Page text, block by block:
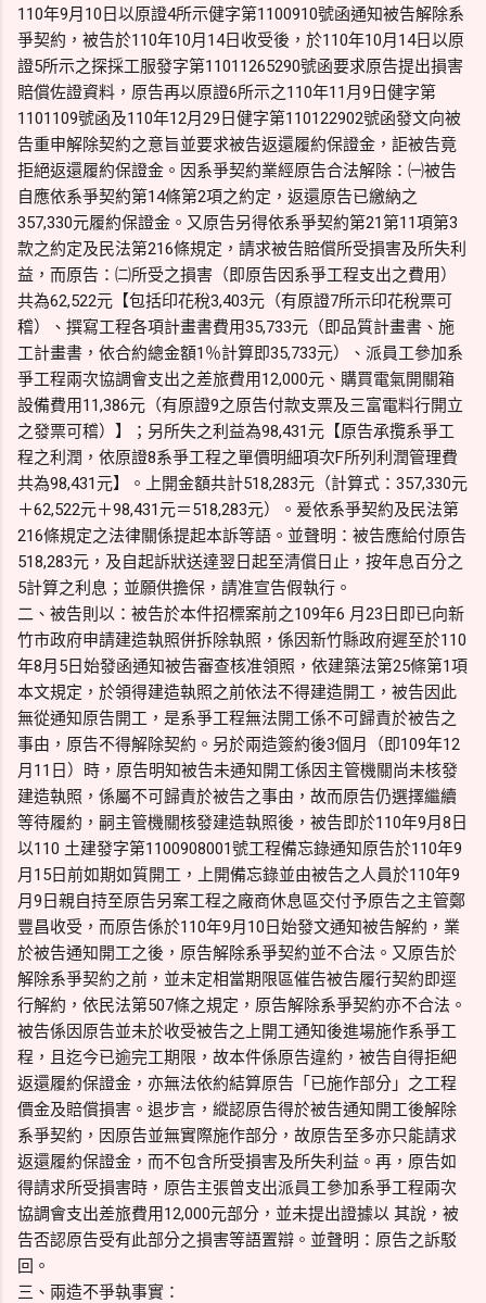
110年9月10日以原證4所示健字第1100910號函通知被告解除系
爭契約，被告於110年10月14日收受後，於110年10月14日以原
證5所示之探採工服發字第11011265290號函要求原告提出損害
賠償佐證資料，原告再以原證6所示之110年11月9日健字第
1101109號函及110年12月29日健字第110122902號函發文向被
告重申解除契約之意旨並要求被告返還履約保證金，詎被告竟
拒絕返還履約保證金。因系爭契約業經原告合法解除：㈠被告
自應依系爭契約第14條第2項之約定，返還原告已繳納之
357,330元履約保證金。又原告另得依系爭契約第21第11項第3
款之約定及民法第216條規定，請求被告賠償所受損害及所失利
益，而原告：㈡所受之損害（即原告因系爭工程支出之費用）
共為62,522元【包括印花稅3,403元（有原證7所示印花稅票可
稽）、撰寫工程各項計畫書費用35,733元（即品質計畫書、施
工計畫書，依合約總金額1％計算即35,733元）、派員工參加系
爭工程兩次協調會支出之差旅費用12,000元、購買電氣開關箱
設備費用11,386元（有原證9之原告付款支票及三富電料行開立
之發票可稽）】；另所失之利益為98,431元【原告承攬系爭工
程之利潤，依原證8系爭工程之單價明細項次F所列利潤管理費
共為98,431元】。上開金額共計518,283元（計算式：357,330元
＋62,522元＋98,431元＝518,283元）。爰依系爭契約及民法第
216條規定之法律關係提起本訴等語。並聲明：被告應給付原告
518,283元，及自起訴狀送達翌日起至清償日止，按年息百分之
5計算之利息；並願供擔保，請准宣告假執行。
二、被告則以：被告於本件招標案前之109年6 月23日即已向新
竹市政府申請建造執照併拆除執照，係因新竹縣政府遲至於110
年8月5日始發函通知被告審查核准領照，依建築法第25條第1項
本文規定，於領得建造執照之前依法不得建造開工，被告因此
無從通知原告開工，是系爭工程無法開工係不可歸責於被告之
事由，原告不得解除契約。另於兩造簽約後3個月（即109年12
月11日）時，原告明知被告未通知開工係因主管機關尚未核發
建造執照，係屬不可歸責於被告之事由，故而原告仍選擇繼續
等待履約，嗣主管機關核發建造執照後，被告即於110年9月8日
以110 土建發字第1100908001號工程備忘錄通知原告於110年9
月15日前如期如質開工，上開備忘錄並由被告之人員於110年9
月9日親自持至原告另案工程之廠商休息區交付予原告之主管鄭
豐昌收受，而原告係於110年9月10日始發文通知被告解約，業
於被告通知開工之後，原告解除系爭契約並不合法。又原告於
解除系爭契約之前，並未定相當期限區催告被告履行契約即逕
行解約，依民法第507條之規定，原告解除系爭契約亦不合法。
被告係因原告並未於收受被告之上開工通知後進場施作系爭工
程，且迄今已逾完工期限，故本件係原告違約，被告自得拒紦
返還履約保證金，亦無法依約結算原告「已施作部分」之工程
價金及賠償損害。退步言，縱認原告得於被告通知開工後解除
系爭契約，因原告並無實際施作部分，故原告至多亦只能請求
返還履約保證金，而不包含所受損害及所失利益。再，原告如
得請求所受損害時，原告主張曾支出派員工參加系爭工程兩次
協調會支出差旅費用12,000元部分，並未提出證據以 其說，被
告否認原告受有此部分之損害等語置辯。並聲明：原告之訴駁
回。
三、兩造不爭執事實：